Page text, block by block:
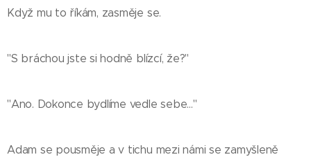
Když mu to říkám, zasměje se.
"S bráchou jste si hodně blízcí, že?"
"Ano. Dokonce bydlíme vedle sebe…"
Adam se pousměje a v tichu mezi námi se zamyšleně